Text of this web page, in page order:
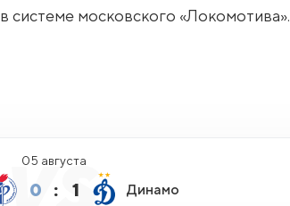
московского «Локомотива».
05 августа
0 : 1 Динамо